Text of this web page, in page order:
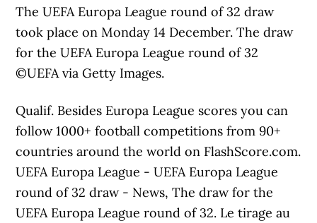
The UEFA Europa League round of 32 draw
took place on Monday 14 December. The draw
for the UEFA Europa League round of 32
©UEFA via Getty Images.
Qualif. Besides Europa League scores you can
follow 1000+ football competitions from 90+
countries around the world on FlashScore.com.
UEFA Europa League - UEFA Europa League
round of 32 draw - News, The draw for the
UEFA Europa League round of 32. Le tirage au